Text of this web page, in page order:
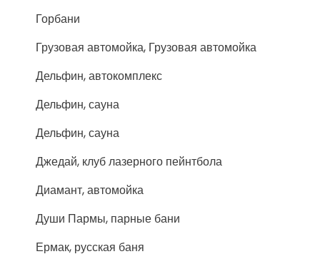
Горбани
Грузовая автомойка, Грузовая автомойка
Дельфин, автокомплекс
Дельфин, сауна
Дельфин, сауна
Джедай, клуб лазерного пейнтбола
Диамант, автомойка
Души Пармы, парные бани
Ермак, русская баня